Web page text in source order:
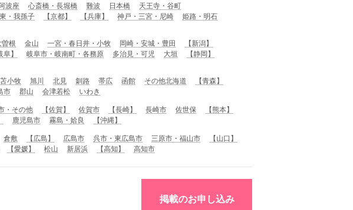
波座 心斎橋・長堀橋 難波 日本橋
天王寺・谷町
・我孫子 【京都】 【兵庫】 神戸・三宮・尼崎
姫路・明石
曽根 金山 一宮・春日井・小牧 岡崎・安城・豊田
【新潟】
阜】 岐阜市・岐南町・各務原 多治見・可児 大垣
【静岡】
小牧 旭川 北見 釧路 帯広 函館 その他北海道
【青森】
市 郡山 会津若松 いわき
・その他 【佐賀】 佐賀市 【長崎】 長崎市 佐世保
【熊本】
鹿児島市 霧島・姶良 【沖縄】
倉敷 【広島】 広島市 呉市・東広島市 三原市・福山市
【山口】
【愛媛】 松山 新居浜 【高知】 高知市
掲載のお申し込み